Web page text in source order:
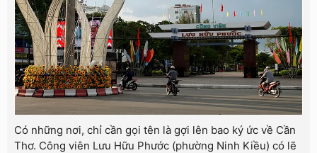
Có những nơi, chỉ cần gọi tên là gợi lên bao ký ức về Cần
Thơ. Công viên Lưu Hữu Phước (phường Ninh Kiều) có lẽ